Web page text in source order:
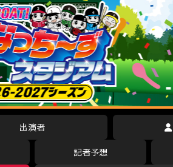
出演者
記者予想